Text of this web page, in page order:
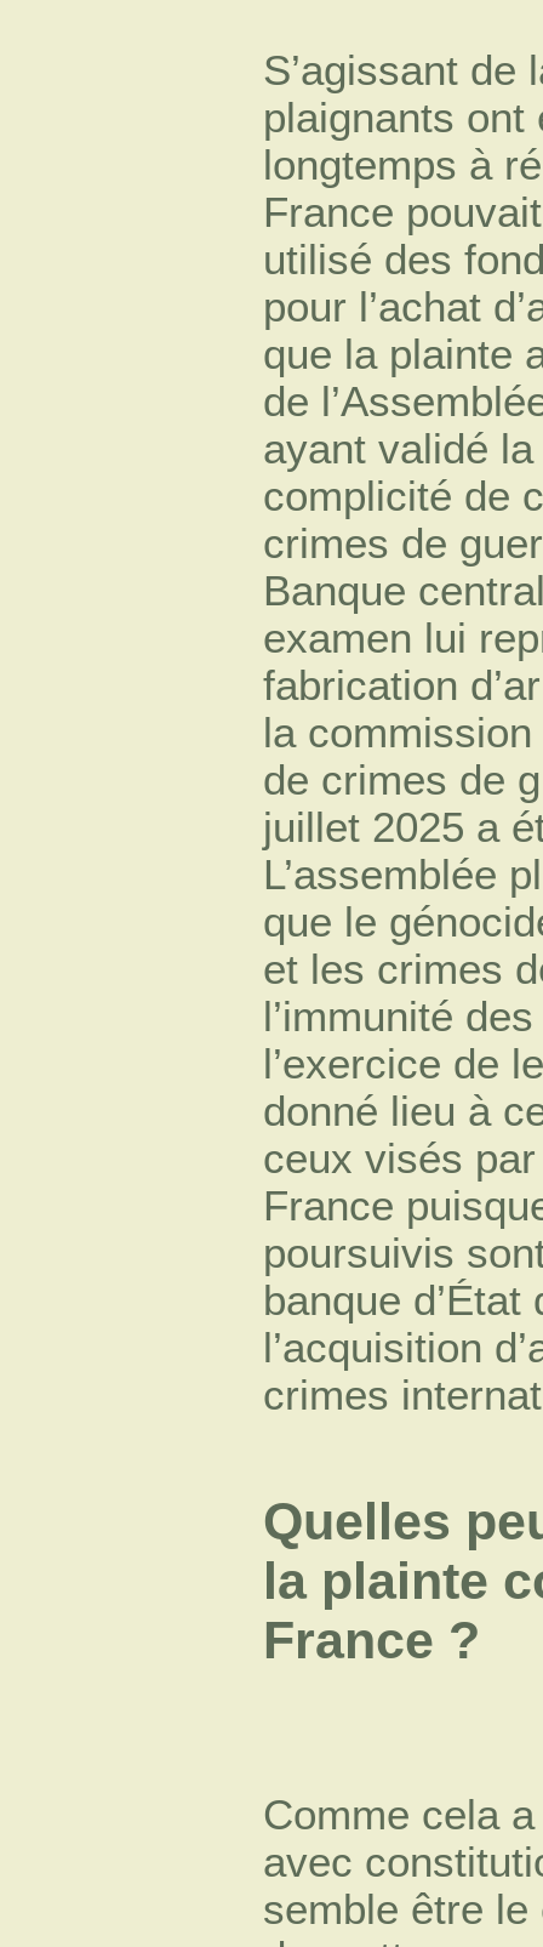
S’agissant de
plaignants ont
longtemps à
France
utilisé des
pour l’achat
que la plainte
de
ayant validé
complicité de
crimes de
Banque
examen lui
fabrication
la
de crimes de
juillet 2025 a
L’assemblée
que le
et les crimes
l’immunité
l’exercice de
donné lieu à
ceux visés
France
poursuivis
banque
l’acquisition
crimes
Quelles
la plainte
France ?
Comme cela
avec
semble être le